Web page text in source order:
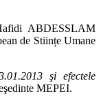
ABDESSLAM
de Stiințe Umane
şi efectele
MEPEI.